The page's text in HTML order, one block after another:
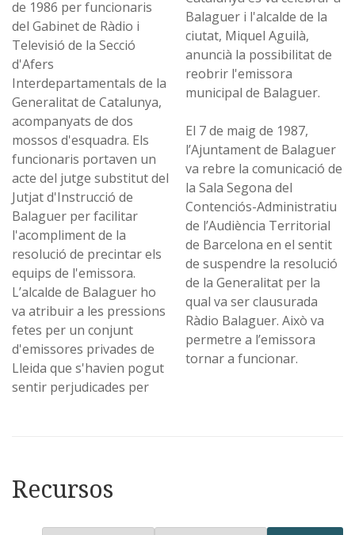
de 1986 per funcionaris
del Gabinet de Ràdio i
Televisió de la Secció
d'Afers
Interdepartamentals de la
Generalitat de Catalunya,
acompanyats de dos
mossos d'esquadra. Els
funcionaris portaven un
acte del jutge substitut del
Jutjat d'Instrucció de
Balaguer per facilitar
l'acompliment de la
resolució de precintar els
equips de l'emissora.
L’alcalde de Balaguer ho
va atribuir a les pressions
fetes per un conjunt
d'emissores privades de
Lleida que s'havien pogut
sentir perjudicades per
Balaguer i l'alcalde de la
ciutat, Miquel Aguilà,
anuncià la possibilitat de
reobrir l'emissora
municipal de Balaguer.
El 7 de maig de 1987,
l’Ajuntament de Balaguer
va rebre la comunicació de
la Sala Segona del
Contenciós-Administratiu
de l’Audiència Territorial
de Barcelona en el sentit
de suspendre la resolució
de la Generalitat per la
qual va ser clausurada
Ràdio Balaguer. Això va
permetre a l’emissora
tornar a funcionar.
Recursos